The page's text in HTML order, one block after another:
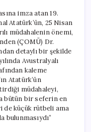
An:
“Ölmeyi
Emreden”
Komutan
için
imza atan 19.
Atatürk’ün, 25 Nisan
müdahalenin önemi,
(ÇOMÜ) Dr.
detaylı bir şekilde
Avustralyalı
kaleme
Atatürk’ün
müdahaleyi,
bütün bir seferin en
de küçük rütbeli ama
bulunmasıydı”